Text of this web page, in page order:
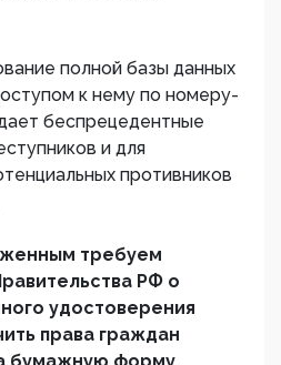
полной базы данных
к нему по номеру-
беспрецедентные
и для
противников
требуем
РФ о
удостоверения
права граждан